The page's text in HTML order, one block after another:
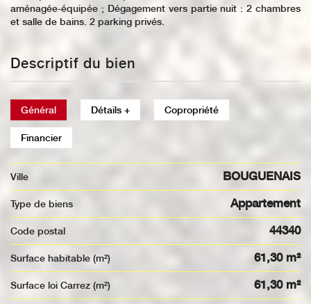
aménagée-équipée ; Dégagement vers partie nuit : 2 chambres
et salle de bains. 2 parking privés.
Descriptif du bien
Général Détails + Copropriété
Financier
Ville BOUGUENAIS
Type de biens Appartement
Code postal 44340
Surface habitable (m²) 61,30 m²
Surface loi Carrez (m²) 61,30 m²